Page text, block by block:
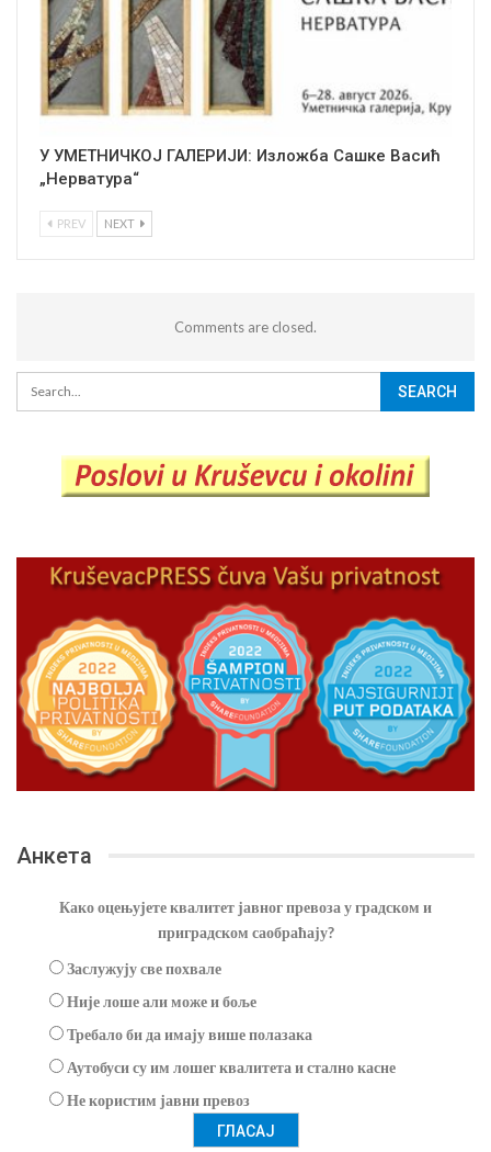
У УМЕТНИЧКОЈ ГАЛЕРИЈИ: Изложба Сашке Васић
„Нерватура“
PREV NEXT
Comments are closed.
Анкета
Како оцењујете квалитет јавног превоза у градском и
приградском саобраћају?
Заслужују све похвале
Није лоше али може и боље
Требало би да имају више полазака
Аутобуси су им лошег квалитета и стално касне
Не користим јавни превоз